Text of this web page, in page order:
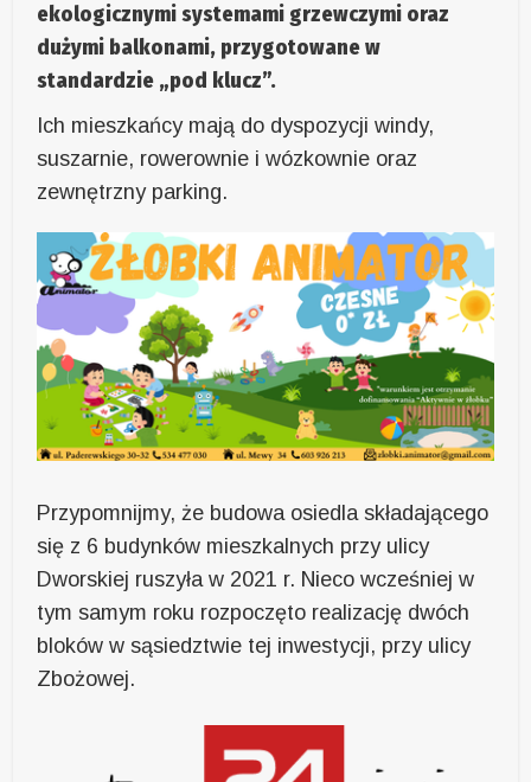
ekologicznymi systemami grzewczymi oraz
dużymi balkonami, przygotowane w
standardzie „pod klucz”.
Ich mieszkańcy mają do dyspozycji windy,
suszarnie, rowerownie i wózkownie oraz
zewnętrzny parking.
Przypomnijmy, że budowa osiedla składającego
się z 6 budynków mieszkalnych przy ulicy
Dworskiej ruszyła w 2021 r. Nieco wcześniej w
tym samym roku rozpoczęto realizację dwóch
bloków w sąsiedztwie tej inwestycji, przy ulicy
Zbożowej.